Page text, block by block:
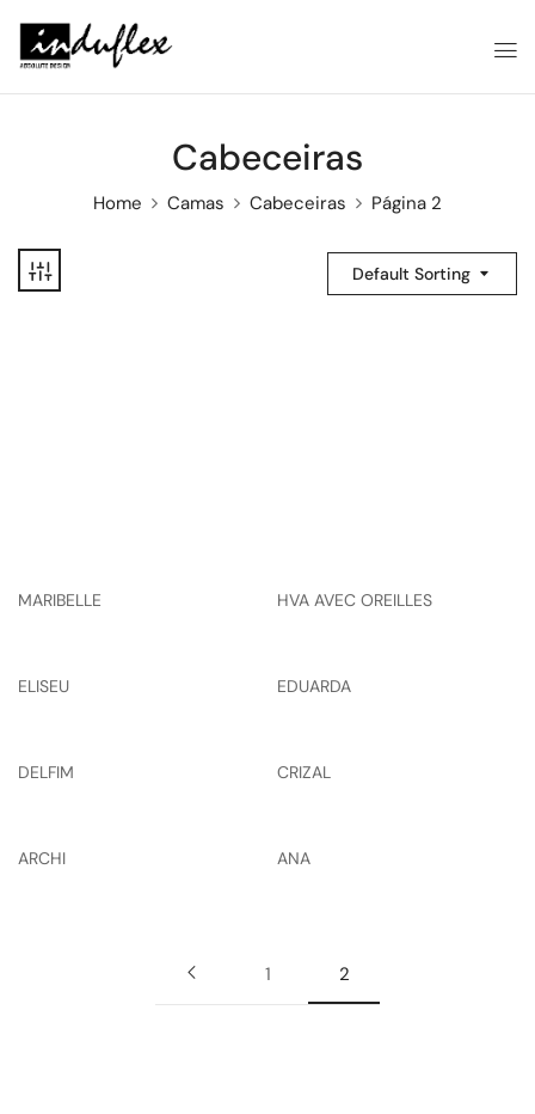
Cabeceiras
Home Camas Cabeceiras Página 2
Default Sorting
MARIBELLE HVA AVEC OREILLES
ELISEU EDUARDA
DELFIM CRIZAL
ARCHI ANA
1 2